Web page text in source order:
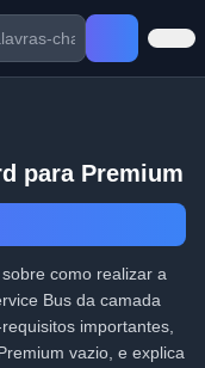
para Premium
como realizar a
Bus da camada
importantes,
vazio, e explica